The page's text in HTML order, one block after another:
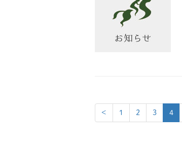
< 1 2 3 4